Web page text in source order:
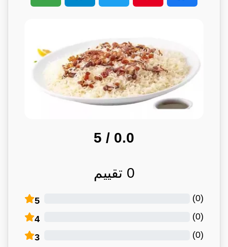
0.0
/ 5
0 تقييم
5 (
0
)
4 (
0
)
3 (
0
)